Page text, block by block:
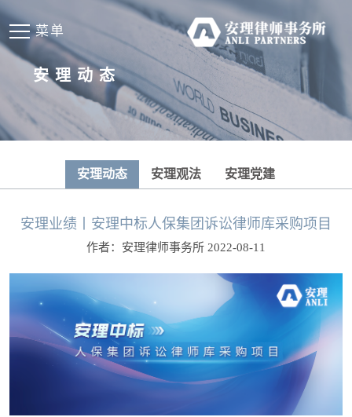
菜单
安理动态
安理动态 安理观法 安理党建
安理业绩丨安理中标人保集团诉讼律师库采购项目
作者：安理律师事务所 2022-08-11